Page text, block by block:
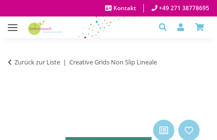
Kontakt +49 271 38778695
Zurück zur Liste Creative Grids Non Slip Lineale